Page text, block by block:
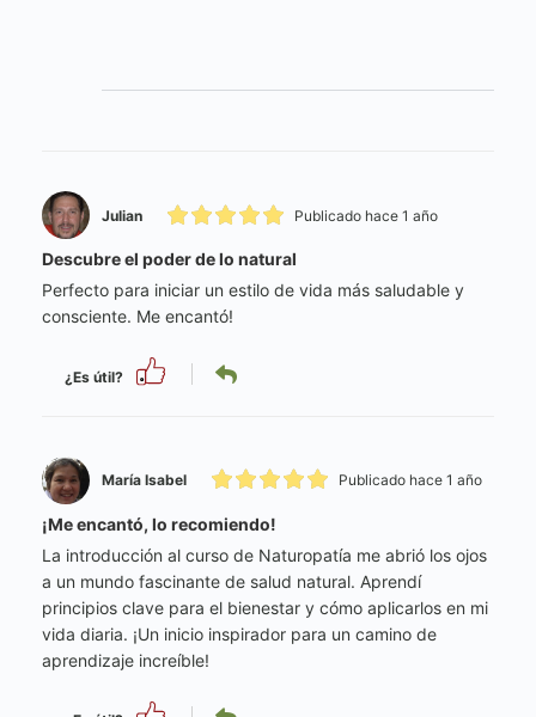
Julian Publicado hace 1 año
Descubre el poder de lo natural
Perfecto para iniciar un estilo de vida más saludable y
consciente. Me encantó!
¿Es útil?
María Isabel Publicado hace 1 año
¡Me encantó, lo recomiendo!
La introducción al curso de Naturopatía me abrió los ojos
a un mundo fascinante de salud natural. Aprendí
principios clave para el bienestar y cómo aplicarlos en mi
vida diaria. ¡Un inicio inspirador para un camino de
aprendizaje increíble!